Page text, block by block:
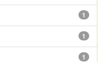
1
1
1